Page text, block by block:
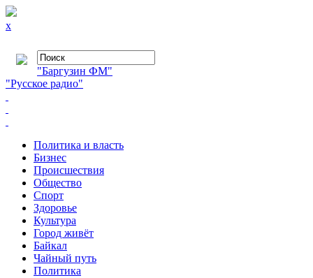
x
"Баргузин ФМ"
"Русское радио"
Политика и власть
Бизнес
Происшествия
Общество
Cпорт
Здоровье
Культура
Город живёт
Байкал
Чайный путь
Политика